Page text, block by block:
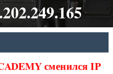
сменился IP